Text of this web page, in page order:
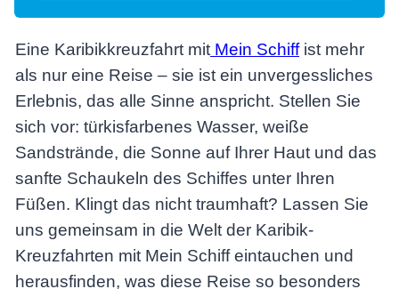
Eine Karibikkreuzfahrt mit Mein Schiffist mehr
als nur eine Reise – sie ist ein unvergessliches
Erlebnis, das alle Sinne anspricht. Stellen Sie
sich vor: türkisfarbenes Wasser, weiße
Sandstrände, die Sonne auf Ihrer Haut und das
sanfte Schaukeln des Schiffes unter Ihren
Füßen. Klingt das nicht traumhaft? Lassen Sie
uns gemeinsam in die Welt der Karibik-
Kreuzfahrten mit Mein Schiff eintauchen und
herausfinden, was diese Reise so besonders